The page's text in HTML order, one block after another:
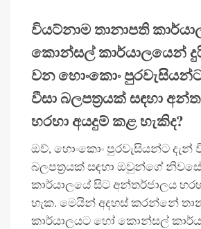
වියට්නාම තානාපති
කොන්සල් කාර්යාලයෙන්
වන හොංකොං
වීසා බලපත්‍රයක් සඳහා
හරහා අයදුම් කළ හැකිද?
ඔව්, හොංකොං පුරවැසියන්ට දැන්
බලපත්‍රයක් සඳහා ඔවුන්ගේ
කාර්යාලයේ සිට අන්තර්ජාලය
හැක. මෙයින් අදහස් කරන්නේ
කාර්යාලයට හෝ කොන්සල්